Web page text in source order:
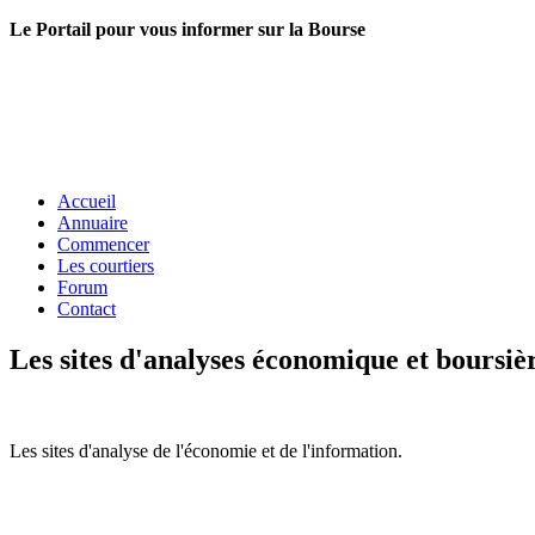
Le Portail pour vous informer sur la Bourse
Accueil
Annuaire
Commencer
Les courtiers
Forum
Contact
Les sites d'analyses économique et
Les sites d'analyse de l'économie et de l'information.